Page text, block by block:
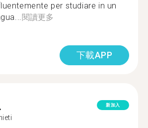
per studiare in un
閱讀更多
下載APP
新加入